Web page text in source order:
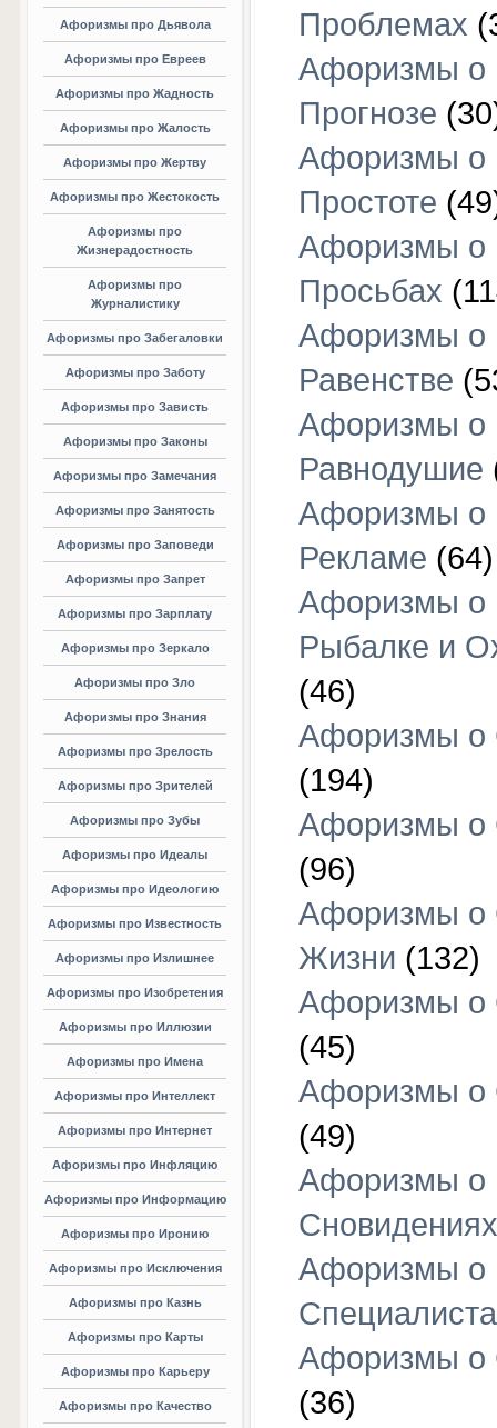
Афоризмы про Дьявола
Афоризмы про Евреев
Афоризмы про Жадность
Афоризмы про Жалость
Афоризмы про Жертву
Афоризмы про Жестокость
Афоризмы про
Жизнерадостность
Афоризмы про
Журналистику
Афоризмы про Забегаловки
Афоризмы про Заботу
Афоризмы про Зависть
Афоризмы про Законы
Афоризмы про Замечания
Афоризмы про Занятость
Афоризмы про Заповеди
Афоризмы про Запрет
Афоризмы про Зарплату
Афоризмы про Зеркало
Афоризмы про Зло
Афоризмы про Знания
Афоризмы про Зрелость
Афоризмы про Зрителей
Афоризмы про Зубы
Афоризмы про Идеалы
Афоризмы про Идеологию
Афоризмы про Известность
Афоризмы про Излишнее
Афоризмы про Изобретения
Афоризмы про Иллюзии
Афоризмы про Имена
Афоризмы про Интеллект
Афоризмы про Интернет
Афоризмы про Инфляцию
Афоризмы про Информацию
Афоризмы про Иронию
Афоризмы про Исключения
Афоризмы про Казнь
Афоризмы про Карты
Афоризмы про Карьеру
Афоризмы про Качество
Проблемах
Афоризмы о
Прогнозе
Афоризмы о
Простоте
Афоризмы о
Просьбах
Афоризмы о
Равенстве
Афоризмы о
Равнодушие
Афоризмы о
Рекламе (64)
Афоризмы о
Рыбалке и
(46)
Афоризмы о
(194)
Афоризмы о
(96)
Афоризмы о
Жизни (132)
Афоризмы о
(45)
Афоризмы о
(49)
Афоризмы о
Сновидениях
Афоризмы о
Афоризмы о
(36)